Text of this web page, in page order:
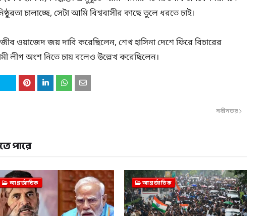
চালাচ্ছে, সেটা আমি বিশ্ববাসীর কাছে তুলে ধরতে চাই।
ওয়াজেদ জয় দাবি করেছিলেন, শেখ হাসিনা দেশে ফিরে বিচারের
লীগ অংশ নিতে চায় বলেও উল্লেখ করেছিলেন।
নবীনতর
পারে
আন্তর্জাতিক আন্তর্জাতিক